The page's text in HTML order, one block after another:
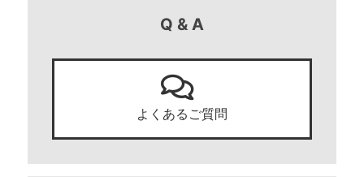
Q & A
よくあるご質問